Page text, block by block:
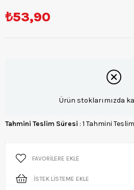
₺53,90
Ürün stoklarımızda
Tahmini Teslim Süresi : 1 Tahmini
FAVORILERE EKLE
İSTEK LISTEME EKLE